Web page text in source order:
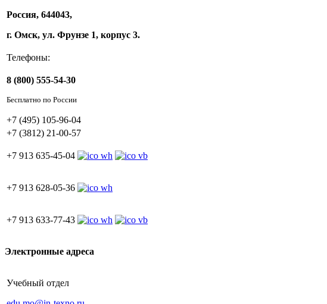
Россия, 644043,
г. Омск, ул. Фрунзе 1, корпус 3.
Телефоны:
8 (800) 555-54-30
Бесплатно по России
+7 (495) 105-96-04
+7 (3812) 21-00-57
+7 913 635-45-04
+7 913 628-05-36
+7 913 633-77-43
Электронные адреса
Учебный отдел